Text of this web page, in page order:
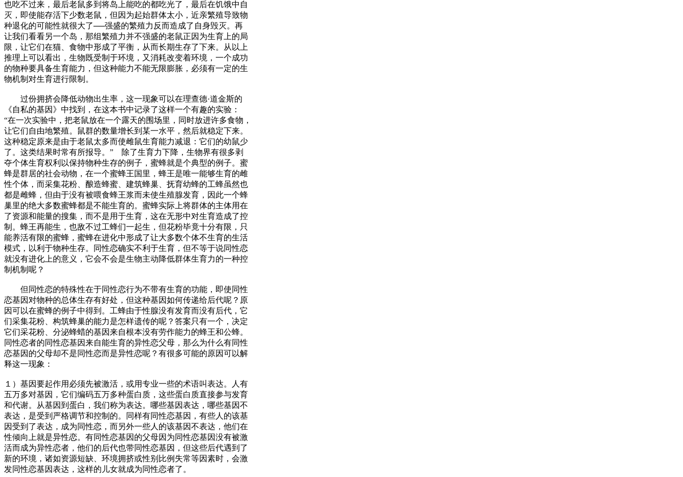
也吃不过来，最后老鼠多到将岛上能吃的都吃光了，最后在饥饿中自
灭，即使能存活下少数老鼠，但因为起始群体太小，近亲繁殖导致物
种退化的可能性就很大了──强盛的繁殖力反而造成了自身毁灭。再
让我们看看另一个岛，那组繁殖力并不强盛的老鼠正因为生育上的局
限，让它们在猫、食物中形成了平衡，从而长期生存了下来。从以上
推理上可以看出，生物既受制于环境，又消耗改变着环境，一个成功
的物种要具备生育能力，但这种能力不能无限膨胀，必须有一定的生
物机制对生育进行限制。
过份拥挤会降低动物出生率，这一现象可以在理查德·道金斯的
《自私的基因》中找到，在这本书中记录了这样一个有趣的实验：
“在一次实验中，把老鼠放在一个露天的围场里，同时放进许多食物，
让它们自由地繁殖。鼠群的数量增长到某一水平，然后就稳定下来。
这种稳定原来是由于老鼠太多而使雌鼠生育能力减退：它们的幼鼠少
了。这类结果时常有所报导。” 除了生育力下降，生物界有很多剥
夺个体生育权利以保持物种生存的例子，蜜蜂就是个典型的例子。蜜
蜂是群居的社会动物，在一个蜜蜂王国里，蜂王是唯一能够生育的雌
性个体，而采集花粉、酿造蜂蜜、建筑蜂巢、抚育幼蜂的工蜂虽然也
都是雌蜂，但由于没有被喂食蜂王浆而未使生殖腺发育，因此一个蜂
巢里的绝大多数蜜蜂都是不能生育的。蜜蜂实际上将群体的主体用在
了资源和能量的搜集，而不是用于生育，这在无形中对生育造成了控
制。蜂王再能生，也敌不过工蜂们一起生，但花粉毕竟十分有限，只
能养活有限的蜜蜂，蜜蜂在进化中形成了让大多数个体不生育的生活
模式，以利于物种生存。同性恋确实不利于生育，但不等于说同性恋
就没有进化上的意义，它会不会是生物主动降低群体生育力的一种控
制机制呢？
但同性恋的特殊性在于同性恋行为不带有生育的功能，即使同性
恋基因对物种的总体生存有好处，但这种基因如何传递给后代呢？原
因可以在蜜蜂的例子中得到。工蜂由于性腺没有发育而没有后代，它
们采集花粉、构筑蜂巢的能力是怎样遗传的呢？答案只有一个，决定
它们采花粉、分泌蜂蜡的基因来自根本没有劳作能力的蜂王和公蜂。
同性恋者的同性恋基因来自能生育的异性恋父母，那么为什么有同性
恋基因的父母却不是同性恋而是异性恋呢？有很多可能的原因可以解
释这一现象：
１）基因要起作用必须先被激活，或用专业一些的术语叫表达。人有
五万多对基因，它们编码五万多种蛋白质，这些蛋白质直接参与发育
和代谢。从基因到蛋白，我们称为表达。哪些基因表达，哪些基因不
表达，是受到严格调节和控制的。同样有同性恋基因，有些人的该基
因受到了表达，成为同性恋，而另外一些人的该基因不表达，他们在
性倾向上就是异性恋。有同性恋基因的父母因为同性恋基因没有被激
活而成为异性恋者，他们的后代也带同性恋基因，但这些后代遇到了
新的环境，诸如资源短缺、环境拥挤或性别比例失常等因素时，会激
发同性恋基因表达，这样的儿女就成为同性恋者了。